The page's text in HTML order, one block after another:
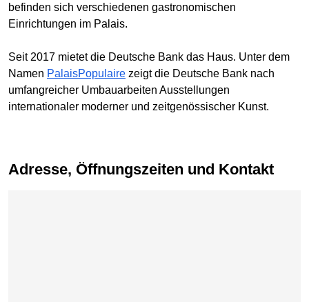
befinden sich verschiedenen gastronomischen
Einrichtungen im Palais.
Seit 2017 mietet die Deutsche Bank das Haus. Unter dem
Namen PalaisPopulaire zeigt die Deutsche Bank nach
umfangreicher Umbauarbeiten Ausstellungen
internationaler moderner und zeitgenössischer Kunst.
Adresse, Öffnungszeiten und Kontakt